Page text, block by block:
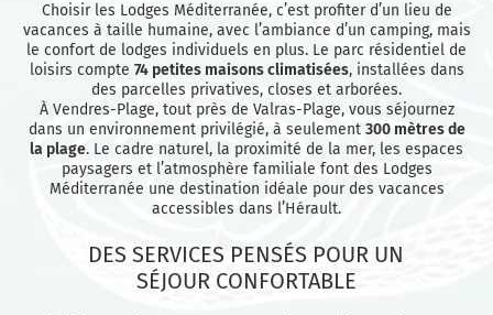
Choisir les Lodges Méditerranée, c’est profiter d’un lieu de
vacances à taille humaine, avec l’ambiance d’un camping, mais
le confort de lodges individuels en plus. Le parc résidentiel de
loisirs compte 74 petites maisons climatisées, installées dans
des parcelles privatives, closes et arborées.
À Vendres-Plage, tout près de Valras-Plage, vous séjournez
dans un environnement privilégié, à seulement 300 mètres de
la plage. Le cadre naturel, la proximité de la mer, les espaces
paysagers et l’atmosphère familiale font des Lodges
Méditerranée une destination idéale pour des vacances
accessibles dans l’Hérault.
DES SERVICES PENSÉS POUR UN
SÉJOUR CONFORTABLE